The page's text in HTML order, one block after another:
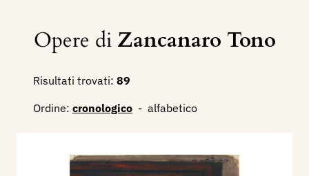
Opere di Zancanaro Tono
Risultati trovati: 89
Ordine: cronologico - alfabetico